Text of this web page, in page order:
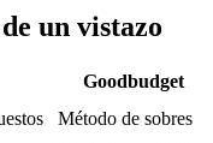
un vistazo
Goodbudget
Método de sobres